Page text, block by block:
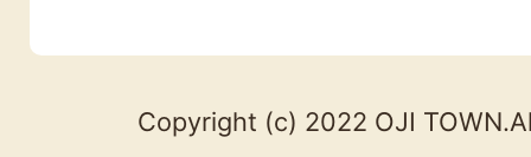
Copyright (c) 2022 OJI